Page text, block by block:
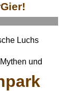
Luchs
und